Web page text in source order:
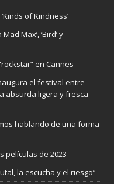
of Kindness’
Max’, ‘Bird’ y
en Cannes
el festival entre
absurda ligera y fresca
hablando de una forma
películas de 2023
la escucha y el riesgo”